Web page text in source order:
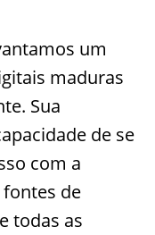
um
maduras
Sua
de se
com a
de
todas as